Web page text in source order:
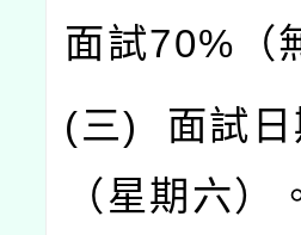
面試70%
(三) 面試日
（星期六）